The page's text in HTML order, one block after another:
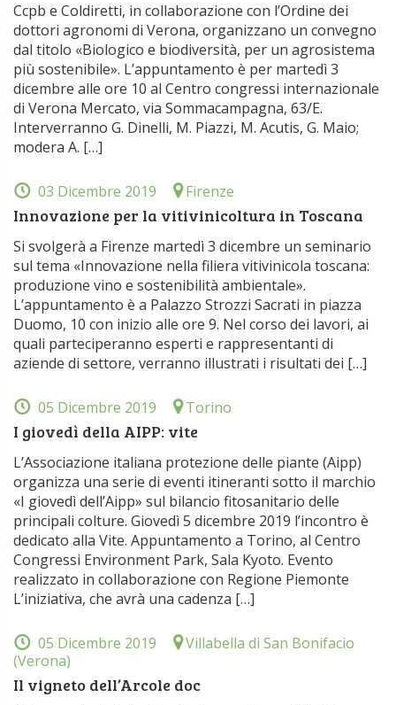
Ccpb e Coldiretti, in collaborazione con l’Ordine dei
dottori agronomi di Verona, organizzano un convegno
dal titolo «Biologico e biodiversità, per un agrosistema
più sostenibile». L’appuntamento è per martedì 3
dicembre alle ore 10 al Centro congressi internazionale
di Verona Mercato, via Sommacampagna, 63/E.
Interverranno G. Dinelli, M. Piazzi, M. Acutis, G. Maio;
modera A. […]
03 Dicembre 2019 Firenze
Innovazione per la vitivinicoltura in Toscana
Si svolgerà a Firenze martedì 3 dicembre un seminario
sul tema «Innovazione nella filiera vitivinicola toscana:
produzione vino e sostenibilità ambientale».
L’appuntamento è a Palazzo Strozzi Sacrati in piazza
Duomo, 10 con inizio alle ore 9. Nel corso dei lavori, ai
quali parteciperanno esperti e rappresentanti di
aziende di settore, verranno illustrati i risultati dei […]
05 Dicembre 2019 Torino
I giovedì della AIPP: vite
L’Associazione italiana protezione delle piante (Aipp)
organizza una serie di eventi itineranti sotto il marchio
«I giovedì dell’Aipp» sul bilancio fitosanitario delle
principali colture. Giovedì 5 dicembre 2019 l’incontro è
dedicato alla Vite. Appuntamento a Torino, al Centro
Congressi Environment Park, Sala Kyoto. Evento
realizzato in collaborazione con Regione Piemonte
L’iniziativa, che avrà una cadenza […]
05 Dicembre 2019
Villabella di San Bonifacio
(Verona)
Il vigneto dell’Arcole doc